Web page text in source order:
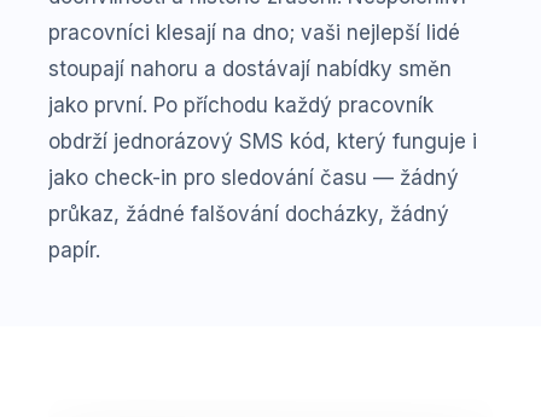
pracovníci klesají na dno; vaši nejlepší lidé
stoupají nahoru a dostávají nabídky směn
jako první. Po příchodu každý pracovník
obdrží jednorázový SMS kód, který funguje i
jako check-in pro sledování času — žádný
průkaz, žádné falšování docházky, žádný
papír.